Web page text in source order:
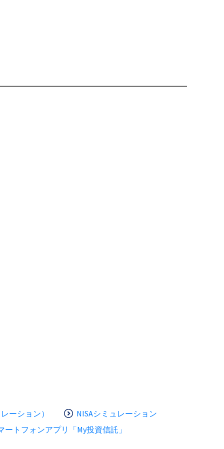
ーション）
NISAシミュレーション
ートフォンアプリ「My投資信託」